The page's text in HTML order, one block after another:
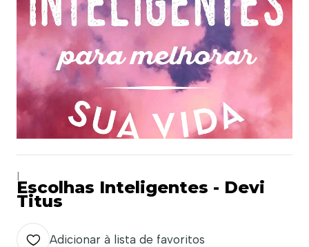
Escolhas Inteligentes - Devi
Titus
Adicionar à lista de favoritos